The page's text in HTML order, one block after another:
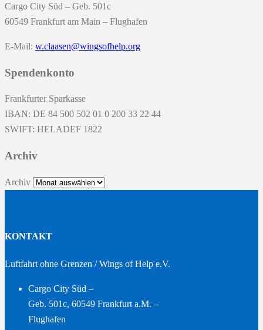
Cargo City Süd – Geb. 501c
60549 Frankfurt am Main – Flughafen
E-Mail: w.claasen@wingsofhelp.org
Spendenkonto
Frankfurter Sparkasse
IBAN: DE 84 500 502 01 0 200 33 22 44
SWIFT: HELADEF 1822
Archiv
Archiv
KONTAKT
Luftfahrt ohne Grenzen / Wings of Help e.V.
Cargo City Süd –
Geb. 501c, 60549 Frankfurt a.M. –
Flughafen